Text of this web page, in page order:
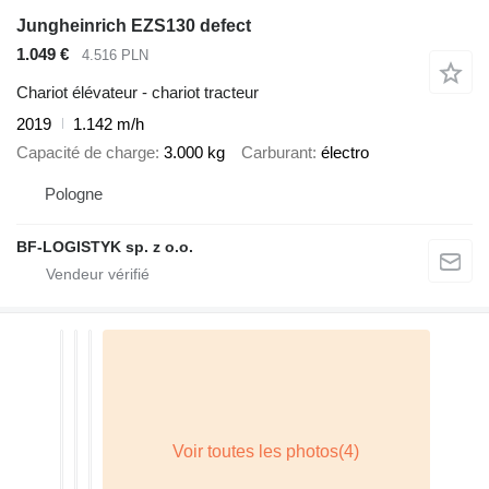
Jungheinrich EZS130 defect
1.049 €
4.516 PLN
Chariot élévateur - chariot tracteur
2019
1.142 m/h
Capacité de charge 3.000 kg Carburant électro
Pologne
BF-LOGISTYK sp. z o.o.